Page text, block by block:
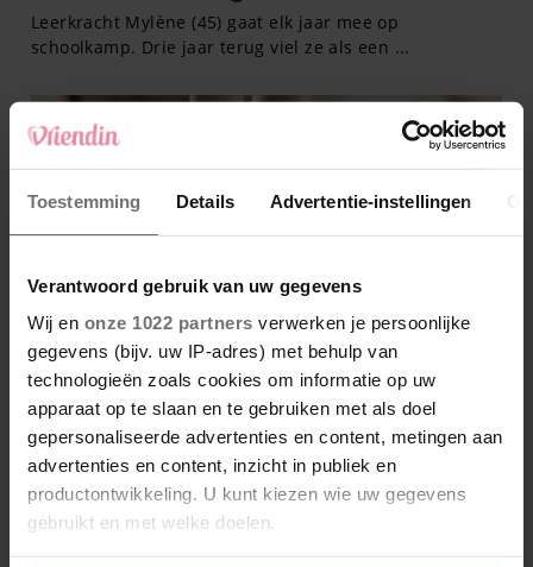
Toestemming Details Advertentie-instellingen
Verantwoord gebruik van uw gegevens
Wij en onze 1022 partners verwerken je persoonlijke
gegevens (bijv. uw IP-adres) met behulp van
technologieën zoals cookies om informatie op uw
apparaat op te slaan en te gebruiken met als doel
gepersonaliseerde advertenties en content, metingen aan
advertenties en content, inzicht in publiek en
productontwikkeling. U kunt kiezen wie uw gegevens
gebruikt en met welke doelen.